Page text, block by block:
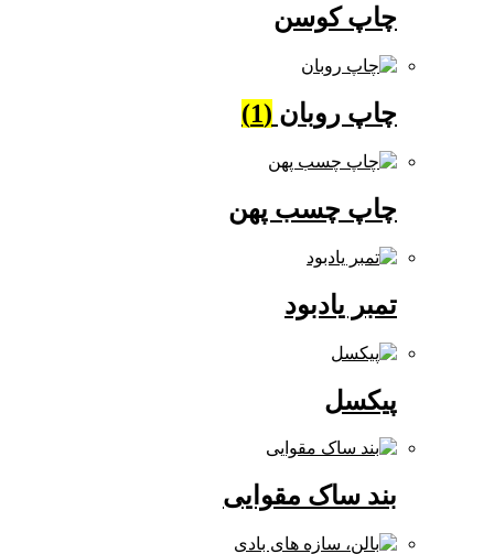
چاپ کوسن
چاپ روبان(1)
چاپ چسب پهن
تمبر یادبود
بند ساک مقوایی